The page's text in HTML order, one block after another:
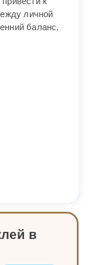
личной
баланс.
в